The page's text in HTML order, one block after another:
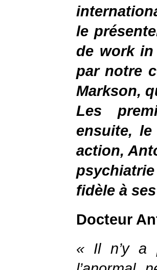
le
de work
par notre
Markson,
Les
ensuite,
action,
fidèle à
Docteur
« Il n’y a